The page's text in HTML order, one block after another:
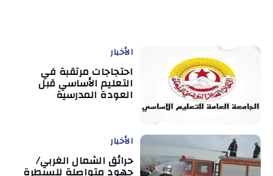
الأخبار
احتجاجات مرتقبة في
التعليم الأساسي قبل
العودة المدرسية
الأخبار
حرائق الشمال الغربي/